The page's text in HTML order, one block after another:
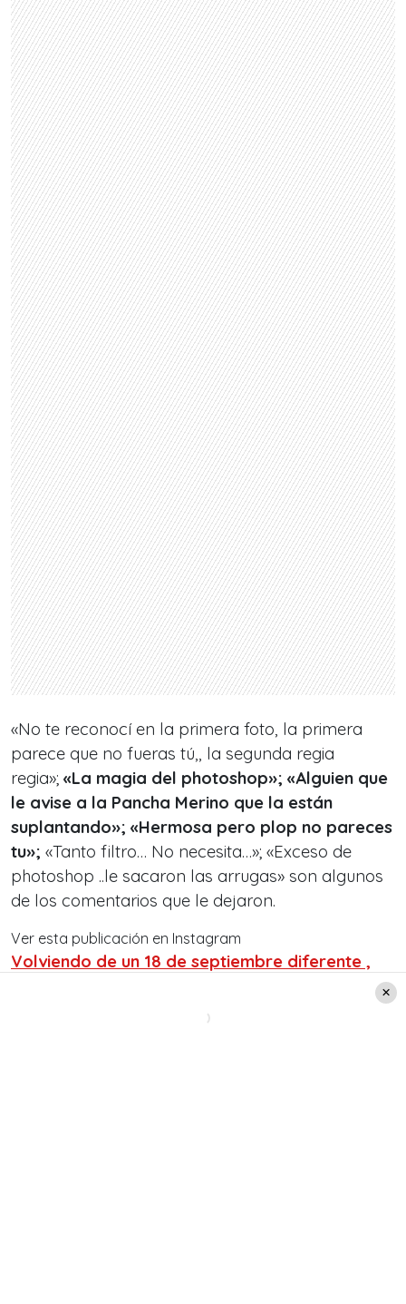
«No te reconocí en la primera foto, la primera
parece que no fueras tú,, la segunda regia
regia»; «La magia del photoshop»; «Alguien que
le avise a la Pancha Merino que la están
suplantando»; «Hermosa pero plop no pareces
tu»; «Tanto filtro… No necesita…»; «Exceso de
photoshop ..le sacaron las arrugas» son algunos
de los comentarios que le dejaron.
Ver esta publicación en Instagram
Volviendo de un 18 de septiembre diferente ,
encontrado con el miedo … , y como bien decía